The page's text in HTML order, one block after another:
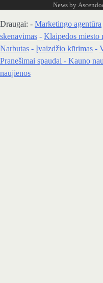
News by
Draugai: - Marketingo agentūra
skenavimas - Klaipedos miesto
Narbutas - Įvaizdžio kūrimas -
Pranešimai spaudai - Kauno
naujienos